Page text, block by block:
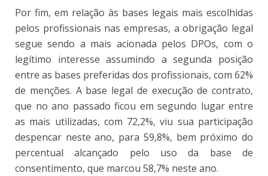
Por fim, em relação às bases legais mais escolhidas
pelos profissionais nas empresas, a obrigação legal
segue sendo a mais acionada pelos DPOs, com o
legítimo interesse assumindo a segunda posição
entre as bases preferidas dos profissionais, com 62%
de menções. A base legal de execução de contrato,
que no ano passado ficou em segundo lugar entre
as mais utilizadas, com 72,2%, viu sua participação
despencar neste ano, para 59,8%, bem próximo do
percentual alcançado pelo uso da base de
consentimento, que marcou 58,7% neste ano.